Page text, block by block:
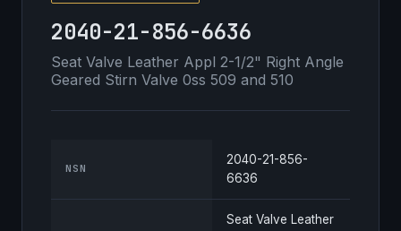
2040-21-856-6636
Seat Valve Leather Appl 2-1/2" Right Angle
Geared Stirn Valve 0ss 509 and 510
NSN
2040-21-856-
6636
Seat Valve Leather